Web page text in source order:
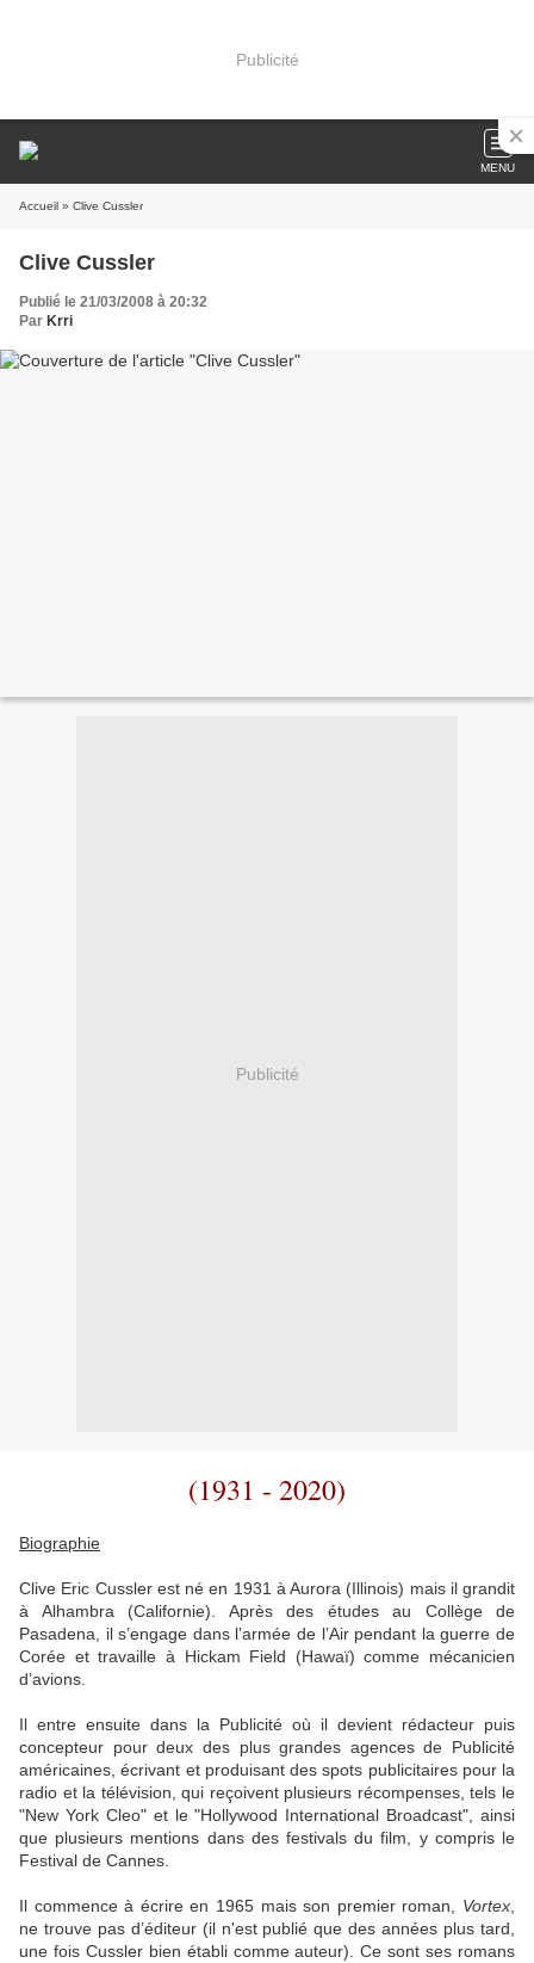
Publicité
MENU
Accueil » Clive Cussler
Clive Cussler
Publié le 21/03/2008 à 20:32
Par Krri
Publicité
(1931 - 2020)
Biographie
Clive Eric Cussler est né en 1931 à Aurora (Illinois) mais il grandit
à Alhambra (Californie). Après des études au Collège de
Pasadena, il s’engage dans l’armée de l’Air pendant la guerre de
Corée et travaille à Hickam Field (Hawaï) comme mécanicien
d’avions.
Il entre ensuite dans la Publicité où il devient rédacteur puis
concepteur pour deux des plus grandes agences de Publicité
américaines, écrivant et produisant des spots publicitaires pour la
radio et la télévision, qui reçoivent plusieurs récompenses, tels le
"New York Cleo" et le "Hollywood International Broadcast", ainsi
que plusieurs mentions dans des festivals du film, y compris le
Festival de Cannes.
Il commence à écrire en 1965 mais son premier roman, Vortex
ne trouve pas d’éditeur (il n'est publié que des années plus tard,
une fois Cussler bien établi comme auteur). Ce sont ses romans